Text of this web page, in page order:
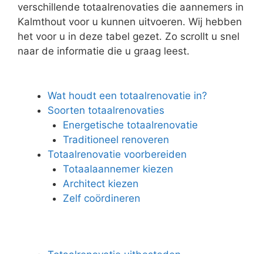
verschillende totaalrenovaties die aannemers in
Kalmthout voor u kunnen uitvoeren. Wij hebben
het voor u in deze tabel gezet. Zo scrollt u snel
naar de informatie die u graag leest.
Wat houdt een totaalrenovatie in?
Soorten totaalrenovaties
Energetische totaalrenovatie
Traditioneel renoveren
Totaalrenovatie voorbereiden
Totaalaannemer kiezen
Architect kiezen
Zelf coördineren